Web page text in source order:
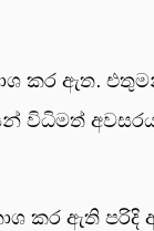
කර ඇත.
විධිමත්
කර ඇති පරිදි